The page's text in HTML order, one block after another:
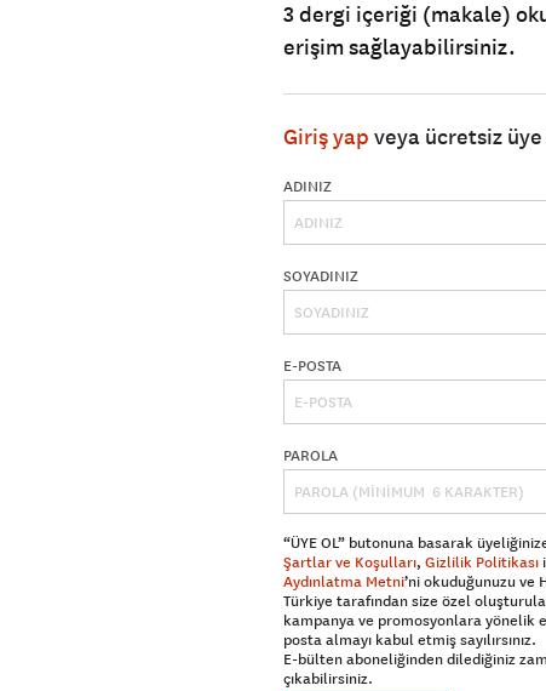
3 dergi içeriği (makale)
erişim sağlayabilirsiniz.
Giriş yap veya ücretsiz
ADINIZ
SOYADINIZ
E-POSTA
PAROLA
“ÜYE OL” butonuna basarak
Şartlar ve Koşulları, Gizlilik Politikası
Aydınlatma Metni’ni okuduğunuzu ve
Türkiye tarafından size özel
kampanya ve promosyonlara yönelik
posta almayı kabul etmiş sayılırsınız.
E-bülten aboneliğinden dilediğiniz
çıkabilirsiniz.